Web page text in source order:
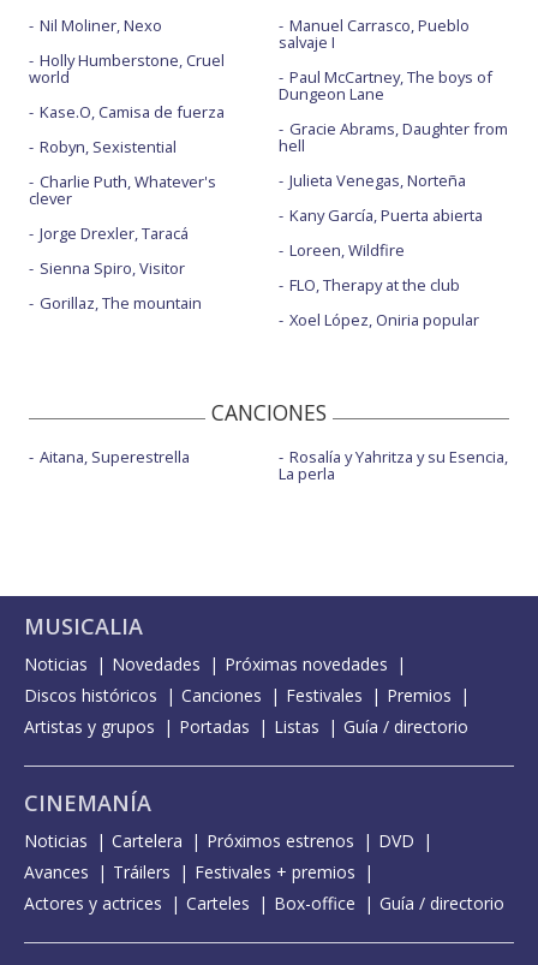
Nil Moliner, Nexo
Holly Humberstone, Cruel
world
Kase.O, Camisa de fuerza
Robyn, Sexistential
Charlie Puth, Whatever's
clever
Jorge Drexler, Taracá
Sienna Spiro, Visitor
Gorillaz, The mountain
Manuel Carrasco, Pueblo
salvaje I
Paul McCartney, The boys of
Dungeon Lane
Gracie Abrams, Daughter from
hell
Julieta Venegas, Norteña
Kany García, Puerta abierta
Loreen, Wildfire
FLO, Therapy at the club
Xoel López, Oniria popular
CANCIONES
Aitana, Superestrella Rosalía y Yahritza y su Esencia,
La perla
MUSICALIA
Noticias Novedades
Próximas novedades
Discos históricos
Canciones Festivales
Premios
Artistas y grupos
Portadas Listas Guía / directorio
CINEMANÍA
Noticias Cartelera Próximos estrenos
DVD
Avances
Tráilers
Festivales + premios
Actores y actrices
Carteles Box-office Guía / directorio